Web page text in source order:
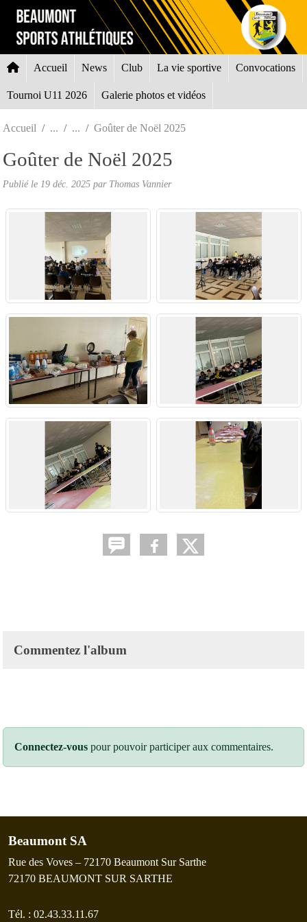
Accueil News Club La vie sportive Convocations
Tournoi U11 2026 Galerie photos et vidéos
Accueil Goûter de Noël 2025
Goûter de Noël 2025
Publié le 19 déc. 2025 par Thomas Vannier
Commentez l'album
Connectez-vous pour pouvoir participer aux commentaires.
Beaumont SA
Rue des Voves – 72170 Beaumont Sur Sarthe
72170 BEAUMONT SUR SARTHE
Tél. : 02.43.33.11.67
Panneau de gestion des cookies